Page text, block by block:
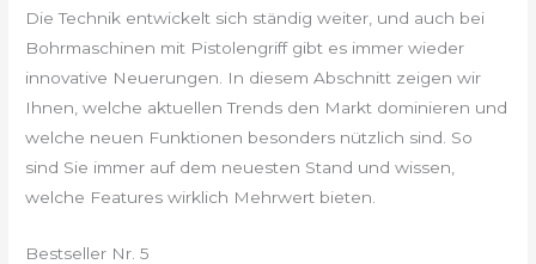
Die Technik entwickelt sich ständig weiter, und auch bei
Bohrmaschinen mit Pistolengriff gibt es immer wieder
innovative Neuerungen. In diesem Abschnitt zeigen wir
Ihnen, welche aktuellen Trends den Markt dominieren und
welche neuen Funktionen besonders nützlich sind. So
sind Sie immer auf dem neuesten Stand und wissen,
welche Features wirklich Mehrwert bieten.
Bestseller Nr. 5